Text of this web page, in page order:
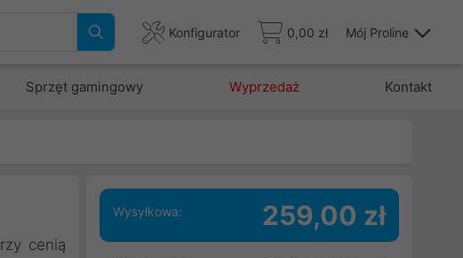
Konfigurator 0,00 zł Mój Proline
Sprzęt gamingowy Wyprzedaż Kontakt
cenią
Wysyłkowa: 259,00 zł